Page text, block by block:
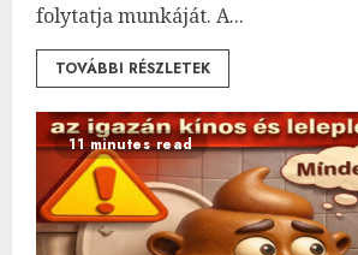
folytatja munkáját. A...
TOVÁBBI RÉSZLETEK
11 minutes read